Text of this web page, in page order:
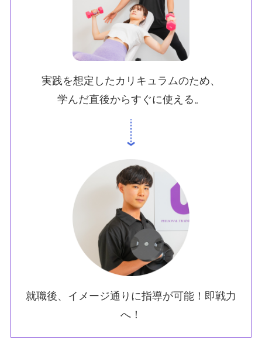
実践を想定したカリキュラムのため、
学んだ直後からすぐに使える。
就職後、イメージ通りに指導が可能！即戦力
へ！